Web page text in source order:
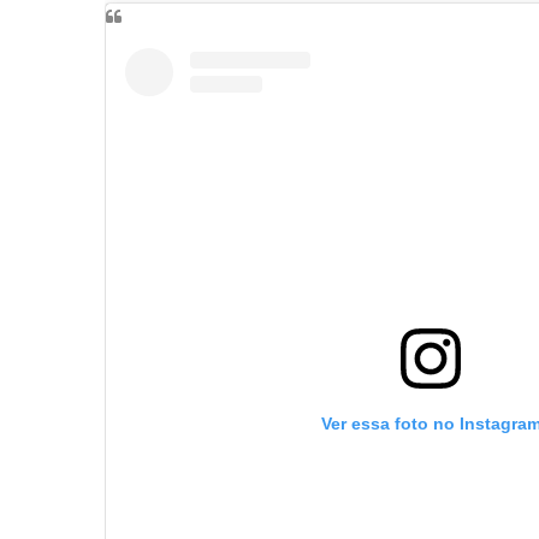
Ver essa foto no